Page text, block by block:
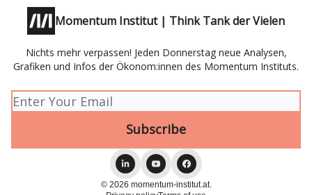
Momentum Institut | Think Tank der Vielen
Nichts mehr verpassen! Jeden Donnerstag neue Analysen,
Grafiken und Infos der Ökonom:innen des Momentum Instituts.
© 2026 momentum-institut.at.